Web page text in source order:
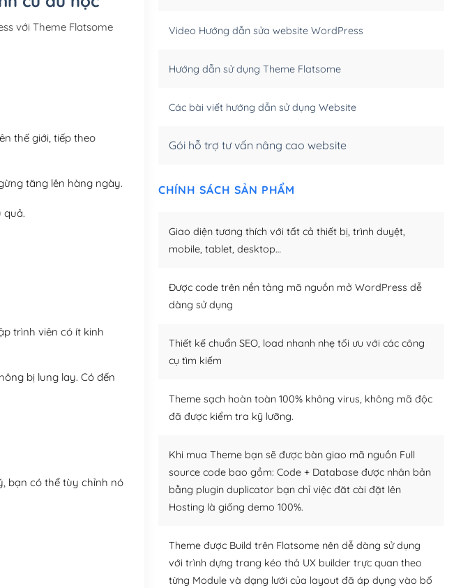
Hosting 3GB SSD (1 năm)
(+950,000₫)
với Theme Flatsome
thế giới, tiếp theo
tăng lên hàng ngày.
quả.
trình viên có ít kinh
bị lung lay. Có đến
bạn có thể tùy chỉnh nó
Video Hướng dẫn sửa website WordPress
Hướng dẫn sử dụng Theme Flatsome
Các bài viết hướng dẫn sử dụng Website
Gói hỗ trợ tư vấn nâng cao website
CHÍNH SÁCH SẢN PHẨM
Giao diện tương thích với tất cả thiết bị, trình duyệt,
mobile, tablet, desktop…
Được code trên nền tảng mã nguồn mở WordPress dễ
dàng sử dụng
Thiết kế chuẩn SEO, load nhanh nhẹ tối ưu với các công
cụ tìm kiếm
Theme sạch hoàn toàn 100% không virus, không mã độc
đã được kiểm tra kỹ lưỡng.
Khi mua Theme bạn sẽ được bàn giao mã nguồn Full
source code bao gồm: Code + Database được nhân bản
bằng plugin duplicator bạn chỉ việc đăt cài đặt lên
Hosting là giống demo 100%.
Theme được Build trên Flatsome nên dễ dàng sử dụng
với trình dựng trang kéo thả UX builder trực quan theo
từng Module và dạng lưới của layout đã áp dụng vào bố